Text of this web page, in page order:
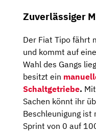
Zuverlässiger
Der Fiat Tipo fährt
und kommt auf
Wahl des Gangs
besitzt ein
Schaltgetriebe.
Sachen könnt ihr
Beschleunigung ist
Sprint von 0 auf